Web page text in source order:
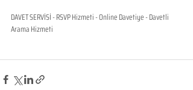
DAVET SERVİSİ - RSVP Hizmeti - Online Davetiye - Davetli
Arama Hizmeti